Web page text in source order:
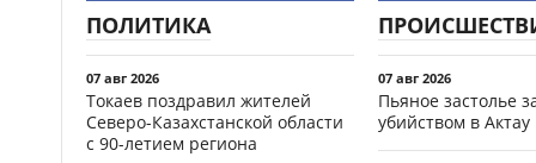
ПОЛИТИКА
07 авг 2026
Токаев поздравил жителей
Северо-Казахстанской области
с 90-летием региона
07 авг 2026
Пьяное застолье
убийством в Актау